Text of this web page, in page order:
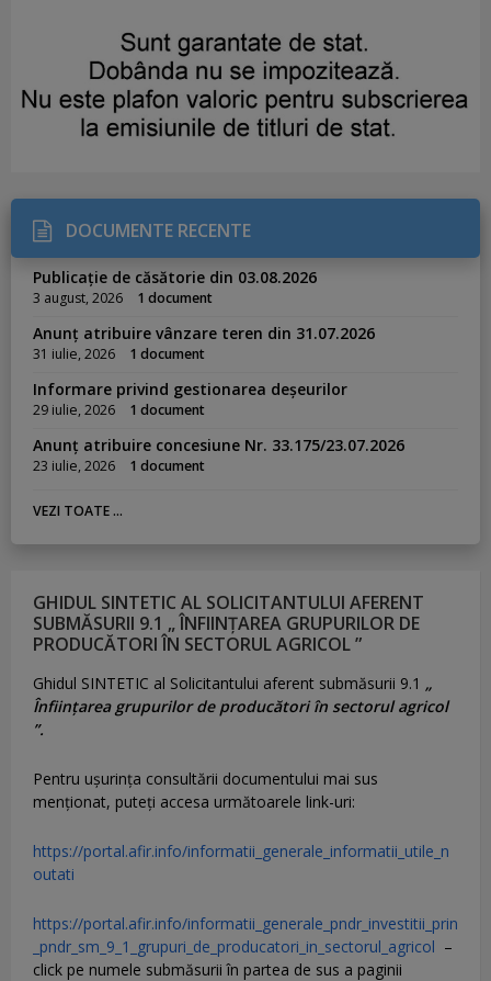
DOCUMENTE RECENTE
Publicație de căsătorie din 03.08.2026
3 august, 2026 1 document
Anunț atribuire vânzare teren din 31.07.2026
31 iulie, 2026 1 document
Informare privind gestionarea deșeurilor
29 iulie, 2026 1 document
Anunț atribuire concesiune Nr. 33.175/23.07.2026
23 iulie, 2026 1 document
VEZI TOATE ...
GHIDUL SINTETIC AL SOLICITANTULUI AFERENT
SUBMĂSURII 9.1 „ ÎNFIINȚAREA GRUPURILOR DE
PRODUCĂTORI ÎN SECTORUL AGRICOL ”
Ghidul SINTETIC al Solicitantului aferent submăsurii 9.1 „
Înființarea grupurilor de producători în sectorul agricol
”.
Pentru uşurinţa consultării documentului mai sus
menţionat, puteţi accesa următoarele link-uri:
https://portal.afir.info/informatii_generale_informatii_utile_n
outati
https://portal.afir.info/informatii_generale_pndr_investitii_prin
_pndr_sm_9_1_grupuri_de_producatori_in_sectorul_agricol –
click pe numele submăsurii în partea de sus a paginii